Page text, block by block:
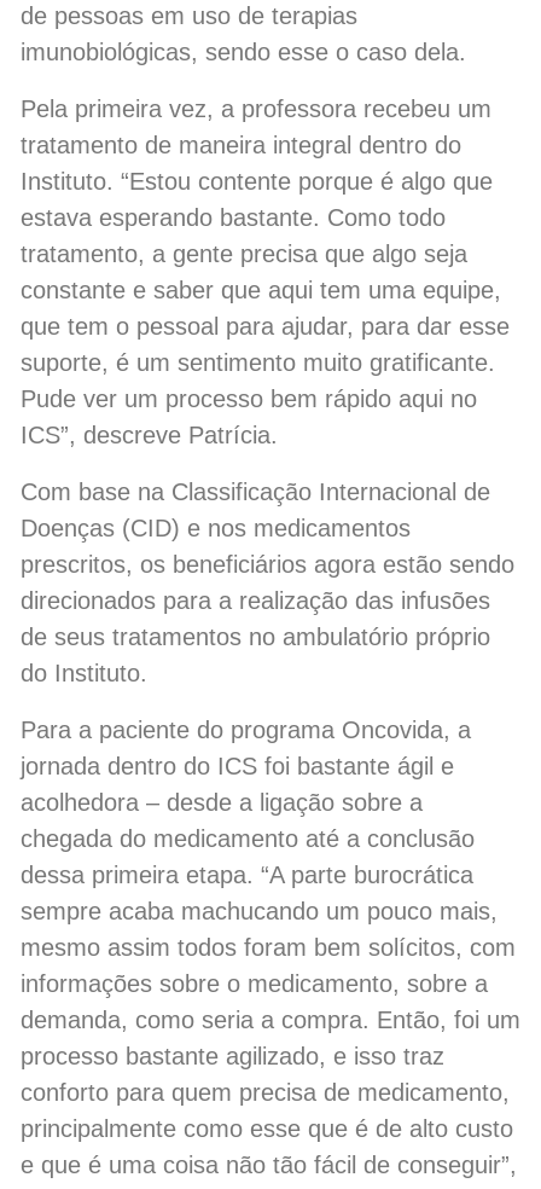
de pessoas em uso de terapias
imunobiológicas, sendo esse o caso dela.
Pela primeira vez, a professora recebeu um
tratamento de maneira integral dentro do
Instituto. “Estou contente porque é algo que
estava esperando bastante. Como todo
tratamento, a gente precisa que algo seja
constante e saber que aqui tem uma equipe,
que tem o pessoal para ajudar, para dar esse
suporte, é um sentimento muito gratificante.
Pude ver um processo bem rápido aqui no
ICS”, descreve Patrícia.
Com base na Classificação Internacional de
Doenças (CID) e nos medicamentos
prescritos, os beneficiários agora estão sendo
direcionados para a realização das infusões
de seus tratamentos no ambulatório próprio
do Instituto.
Para a paciente do programa Oncovida, a
jornada dentro do ICS foi bastante ágil e
acolhedora – desde a ligação sobre a
chegada do medicamento até a conclusão
dessa primeira etapa. “A parte burocrática
sempre acaba machucando um pouco mais,
mesmo assim todos foram bem solícitos, com
informações sobre o medicamento, sobre a
demanda, como seria a compra. Então, foi um
processo bastante agilizado, e isso traz
conforto para quem precisa de medicamento,
principalmente como esse que é de alto custo
e que é uma coisa não tão fácil de conseguir”,